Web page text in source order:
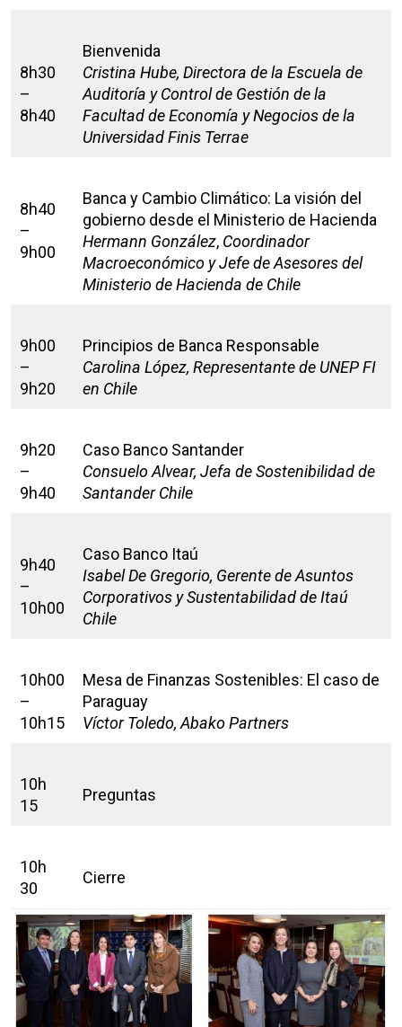
8h30
–
8h40
Bienvenida
Cristina Hube, Directora de la Escuela de
Auditoría y Control de Gestión de la
Facultad de Economía y Negocios de la
Universidad Finis Terrae
8h40
–
9h00
Banca y Cambio Climático: La visión del
gobierno desde el Ministerio de Hacienda
Hermann González, Coordinador
Macroeconómico y Jefe de Asesores del
Ministerio de Hacienda de Chile
9h00
–
9h20
Principios de Banca Responsable
Carolina López, Representante de UNEP FI
en Chile
9h20
–
9h40
Caso Banco Santander
Consuelo Alvear, Jefa de Sostenibilidad de
Santander Chile
9h40
–
10h00
Caso Banco Itaú
Isabel De Gregorio, Gerente de Asuntos
Corporativos y Sustentabilidad de Itaú
Chile
10h00
–
10h15
Mesa de Finanzas Sostenibles: El caso de
Paraguay
Víctor Toledo, Abako Partners
10h
15
Preguntas
10h
30
Cierre